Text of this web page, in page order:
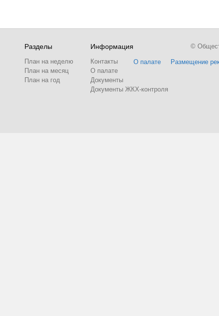
Разделы
План на неделю
План на месяц
План на год
Информация
Контакты
О палате
Документы
Документы ЖКХ-контроля
О палате Размещение
©